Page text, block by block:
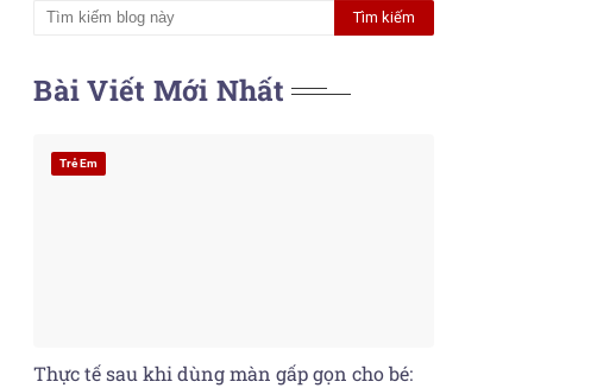
Bài Viết Mới Nhất
Trẻ Em
Thực tế sau khi dùng màn gấp gọn cho bé: